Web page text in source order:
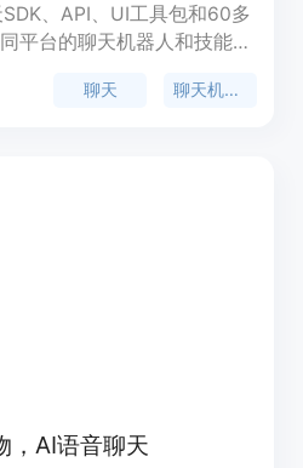
、API、UI工具包和60多
平台的聊天机器人和技能融
个自然语言理解（NLU）
聊天 聊天机器人
，AI语音聊天